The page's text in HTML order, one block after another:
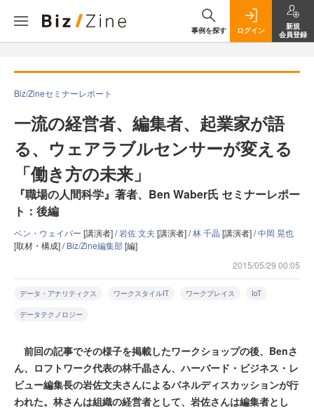
事例を探す ログイン
新規
会員登録
Biz/Zineセミナーレポート
一流の経営者、編集者、起業家が語
る、ウェアラブルセンサーが変える
「働き方の未来」
『職場の人間科学』著者、Ben Waber氏 セミナーレポー
ト：後編
ベン・ウェイバー [講演者] /岩佐 文夫 [講演者] /林 千晶[講演者] /中岡 晃也
[取材・構成] /Biz/Zine編集部[編]
2015/05/29 00:05
データ・アナリティクス ワークスタイルIT ワークプレイス IoT
データテクノロジー
前回の記事でその様子を掲載したワークショップの後、Benさ
ん、ロフトワーク代表の林千晶さん、ハーバード・ビジネス・レ
ビュー編集長の岩佐文夫さんによるパネルディスカッションが行
われた。林さんは組織の経営者として、岩佐さんは編集者とし